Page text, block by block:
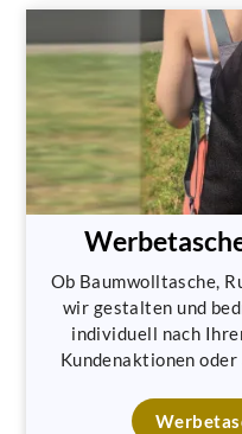
Ob Baumwolltasche,
wir gestalten und
individuell nach
Kundenaktionen